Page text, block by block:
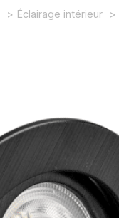
Éclairage intérieur